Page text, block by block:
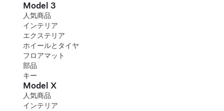
Model 3
人気商品
インテリア
エクステリア
ホイールとタイヤ
フロアマット
部品
キー
Model X
人気商品
インテリア